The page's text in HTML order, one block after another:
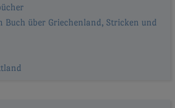
Buch über Griechenland, Stricken und